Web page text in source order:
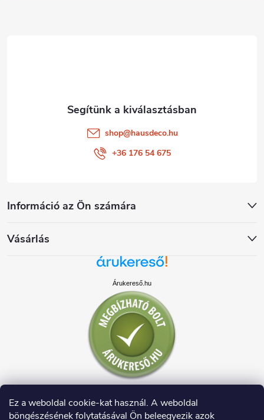
Ez a weboldal cookie-kat használ. A weboldal
böngészésének folytatásával Ön beleegyezik azok
Információ az Ön számára
Vásárlás
shop@hausdeco.hu
+36 176 54 675
Árukereső.hu